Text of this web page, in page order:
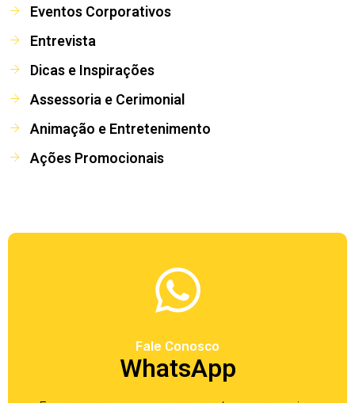
Eventos Corporativos
Entrevista
Dicas e Inspirações
Assessoria e Cerimonial
Animação e Entretenimento
Ações Promocionais
Fale Conosco
WhatsApp